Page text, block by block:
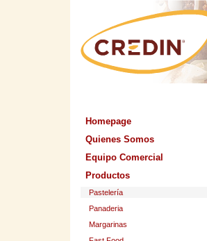
Homepage
Quienes Somos
Equipo Comercial
Productos
Pastelería
Panaderia
Margarinas